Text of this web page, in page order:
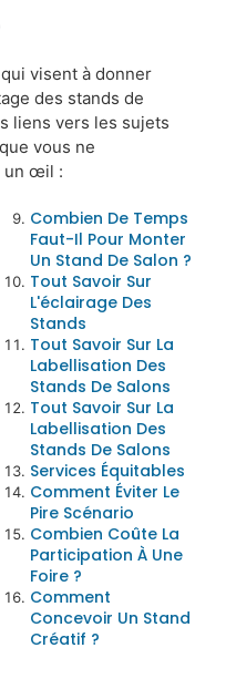
visent à donner
des stands de
liens vers les sujets
vous ne
un œil :
Combien De Temps
Faut-Il Pour Monter
Un Stand De Salon ?
Tout Savoir Sur
L'éclairage Des
Stands
Tout Savoir Sur La
Labellisation Des
Stands De Salons
Tout Savoir Sur La
Labellisation Des
Stands De Salons
Services Équitables
Comment Éviter Le
Pire Scénario
Combien Coûte La
Participation À Une
Foire ?
Comment
Concevoir Un Stand
Créatif ?